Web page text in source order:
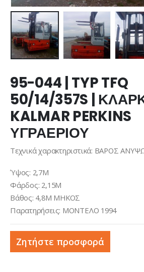
95-044 | TYP TFQ
50/14/357S |
KALMAR PERKINS
ΥΓΡΑΕΡΙΟΥ
Τεχνικά χαρακτηριστικά: ΒΑΡΟΣ
Ύψος: 2,7Μ
Φάρδος: 2,15Μ
Βάθος: 4,8Μ ΜΗΚΟΣ
Παρατηρήσεις: ΜΟΝΤΕΛΟ 1994
Ζητήστε προσφορά